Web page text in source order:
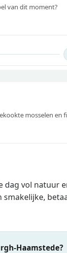
van dit moment?
mosselen en
dag vol
smakelijke,
Haamstede?